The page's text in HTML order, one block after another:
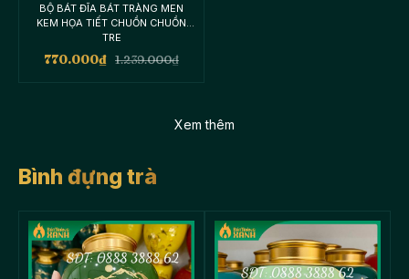
BỘ BÁT ĐĨA BÁT TRÀNG MEN
KEM HỌA TIẾT CHUỒN CHUỒN
TRE
770.000₫ 1.239.000₫
Xem thêm
Bình đựng trà